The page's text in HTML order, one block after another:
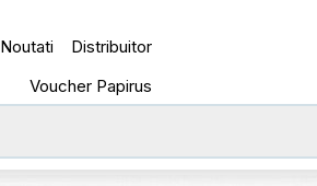
Noutati
Distribuitor
Voucher Papirus